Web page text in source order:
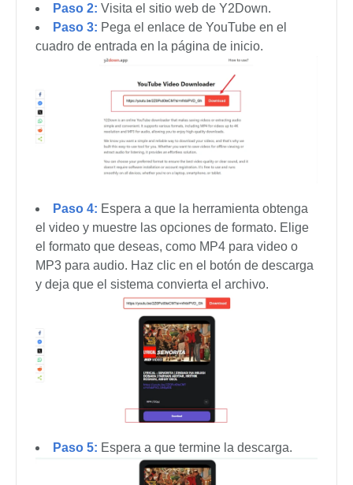
Paso 2: Visita el sitio web de Y2Down.
Paso 3: Pega el enlace de YouTube en el
cuadro de entrada en la página de inicio.
Paso 4: Espera a que la herramienta obtenga
el video y muestre las opciones de formato. Elige
el formato que deseas, como MP4 para video o
MP3 para audio. Haz clic en el botón de descarga
y deja que el sistema convierta el archivo.
Paso 5: Espera a que termine la descarga.